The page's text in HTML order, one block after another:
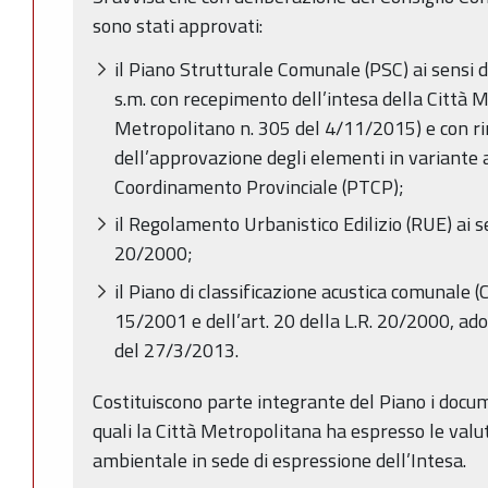
sono stati approvati:
il Piano Strutturale Comunale (PSC) ai sensi
s.m. con recepimento dell’intesa della Città
Metropolitano n. 305 del 4/11/2015) e con
dell’approvazione degli elementi in variante
Coordinamento Provinciale (PTCP);
il Regolamento Urbanistico Edilizio (RUE) ai
20/2000;
il Piano di classificazione acustica comunale
15/2001 e dell’art. 20 della L.R. 20/2000,
del 27/3/2013.
Costituiscono parte integrante del Piano i
quali la Città Metropolitana ha espresso le
ambientale in sede di espressione dell’Intesa.